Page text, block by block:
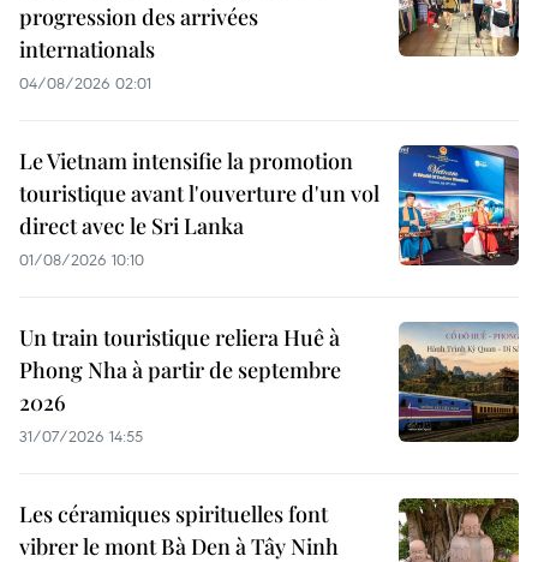
progression des arrivées
internationals
04/08/2026 02:01
Le Vietnam intensifie la promotion
touristique avant l'ouverture d'un vol
direct avec le Sri Lanka
01/08/2026 10:10
Un train touristique reliera Huê à
Phong Nha à partir de septembre
2026
31/07/2026 14:55
Les céramiques spirituelles font
vibrer le mont Bà Den à Tây Ninh